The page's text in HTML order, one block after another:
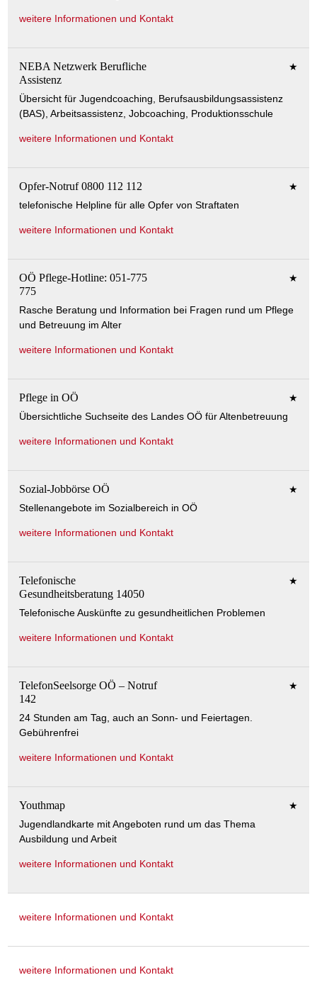
weitere Informationen und Kontakt
NEBA Netzwerk Berufliche
Assistenz
★
Übersicht für Jugendcoaching, Berufsausbildungsassistenz
(BAS), Arbeitsassistenz, Jobcoaching, Produktionsschule
weitere Informationen und Kontakt
Opfer-Notruf 0800 112 112
★
telefonische Helpline für alle Opfer von Straftaten
weitere Informationen und Kontakt
OÖ Pflege-Hotline: 051-775
775
★
Rasche Beratung und Information bei Fragen rund um Pflege
und Betreuung im Alter
weitere Informationen und Kontakt
Pflege in OÖ
★
Übersichtliche Suchseite des Landes OÖ für Altenbetreuung
weitere Informationen und Kontakt
Sozial-Jobbörse OÖ
★
Stellenangebote im Sozialbereich in OÖ
weitere Informationen und Kontakt
Telefonische
Gesundheitsberatung 14050
★
Telefonische Auskünfte zu gesundheitlichen Problemen
weitere Informationen und Kontakt
TelefonSeelsorge OÖ – Notruf
142
★
24 Stunden am Tag, auch an Sonn- und Feiertagen.
Gebührenfrei
weitere Informationen und Kontakt
Youthmap
★
Jugendlandkarte mit Angeboten rund um das Thema
Ausbildung und Arbeit
weitere Informationen und Kontakt
weitere Informationen und Kontakt
weitere Informationen und Kontakt